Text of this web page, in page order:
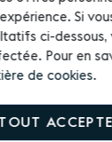
Si
ci-
Pour en
de cookies.
Lampe Berger